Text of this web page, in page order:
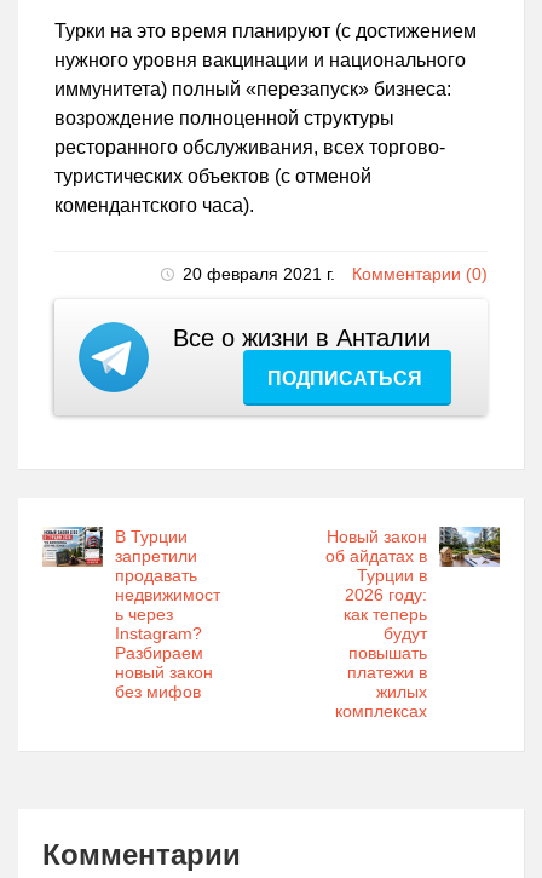
Турки на это время планируют (с достижением
нужного уровня вакцинации и национального
иммунитета) полный «перезапуск» бизнеса:
возрождение полноценной структуры
ресторанного обслуживания, всех торгово-
туристических объектов (с отменой
комендантского часа).
20 февраля 2021 г. Комментарии (0)
Все о жизни в Анталии
ПОДПИСАТЬСЯ
В Турции
запретили
продавать
недвижимост
ь через
Instagram?
Разбираем
новый закон
без мифов
Новый закон
об айдатах в
Турции в
2026 году:
как теперь
будут
повышать
платежи в
жилых
комплексах
Комментарии